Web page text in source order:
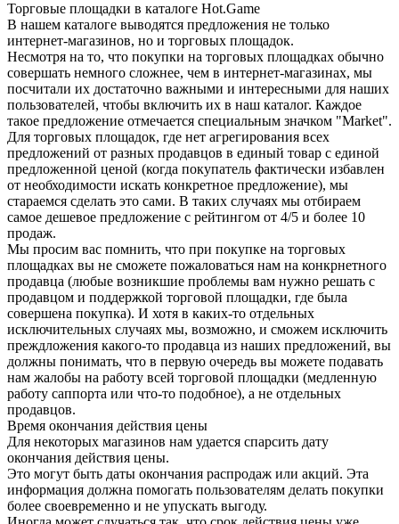
Торговые площадки в каталоге Hot.Game
В нашем каталоге выводятся предложения не только
интернет-магазинов, но и торговых площадок.
Несмотря на то, что покупки на торговых площадках обычно
совершать немного сложнее, чем в интернет-магазинах, мы
посчитали их достаточно важными и интересными для наших
пользователей, чтобы включить их в наш каталог. Каждое
такое предложение отмечается специальным значком "Market".
Для торговых площадок, где нет агрегирования всех
предложений от разных продавцов в единый товар с единой
предложенной ценой (когда покупатель фактически избавлен
от необходимости искать конкретное предложение), мы
стараемся сделать это сами. В таких случаях мы отбираем
самое дешевое предложение с рейтингом от 4/5 и более 10
продаж.
Мы просим вас помнить, что при покупке на торговых
площадках вы не сможете пожаловаться нам на конкрнетного
продавца (любые возникшие проблемы вам нужно решать с
продавцом и поддержкой торговой площадки, где была
совершена покупка). И хотя в каких-то отдельных
исключительных случаях мы, возможно, и сможем исключить
преждложения какого-то продавца из наших предложений, вы
должны понимать, что в первую очередь вы можете подавать
нам жалобы на работу всей торговой площадки (медленную
работу саппорта или что-то подобное), а не отдельных
продавцов.
Время окончания действия цены
Для некоторых магазинов нам удается спарсить дату
окончания действия цены.
Это могут быть даты окончания распродаж или акций. Эта
информация должна помогать пользователям делать покупки
более своевременно и не упускать выгоду.